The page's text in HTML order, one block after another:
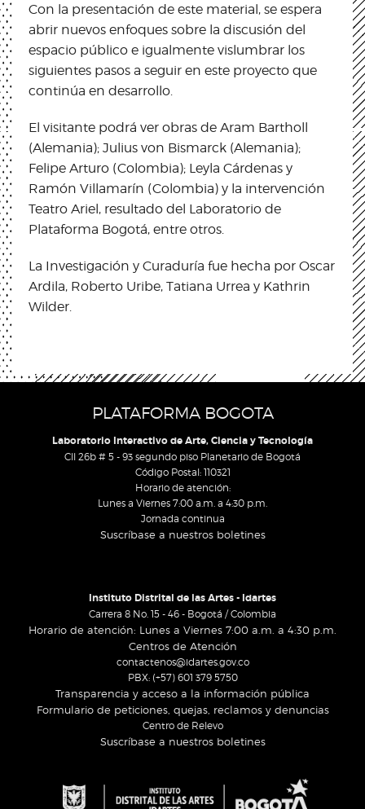
Con la presentación de este material, se espera
abrir nuevos enfoques sobre la discusión del
espacio público e igualmente vislumbrar los
siguientes pasos a seguir en este proyecto que
continúa en desarrollo.
El visitante podrá ver obras de Aram Bartholl
(Alemania); Julius von Bismarck (Alemania);
Felipe Arturo (Colombia); Leyla Cárdenas y
Ramón Villamarín (Colombia) y la intervención
Teatro Ariel, resultado del Laboratorio de
Plataforma Bogotá, entre otros.
La Investigación y Curaduría fue hecha por Oscar
Ardila, Roberto Uribe, Tatiana Urrea y Kathrin
Wilder.
PLATAFORMA BOGOTA
Laboratorio Interactivo de Arte, Ciencia y Tecnología
Cll 26b # 5 - 93 segundo piso Planetario de Bogotá
Código Postal: 110321
Horario de atención:
Lunes a Viernes 7:00 a.m. a 4:30 p.m.
Jornada continua
Suscríbase a nuestros boletines
Instituto Distrital de las Artes - Idartes
Carrera 8 No. 15 - 46 - Bogotá / Colombia
Horario de atención: Lunes a Viernes 7:00 a.m. a 4:30 p.m.
Centros de Atención
contactenos@idartes.gov.co
PBX: (+57) 601 379 5750
Transparencia y acceso a la información pública
Formulario de peticiones, quejas, reclamos y denuncias
Centro de Relevo
Suscríbase a nuestros boletines